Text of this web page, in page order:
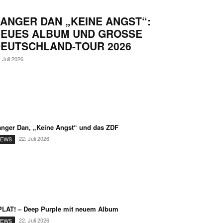
DAN „KEINE ANGST“:
ALBUM UND GROSSE D
TOUR 2026
Juli 2026
Dan, „Keine Angst“ und das ZDF
22. Juli 2026
– Deep Purple mit neuem Album
22. Juli 2026